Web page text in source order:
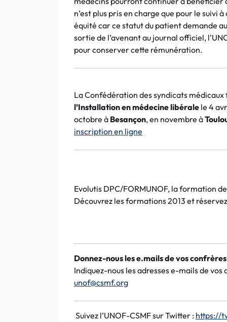
n’est plus pris en charge que pour le suivi
équité car ce statut du patient demande
sortie de l’avenant au journal officiel,
pour conserver cette rémunération.
La Confédération des syndicats médicaux
l’Installation en médecine libérale le 4
octobre à Besançon, en novembre à
inscription en ligne
Evolutis DPC/FORMUNOF, la formation de
Découvrez les formations 2013 et
Donnez-nous lese.mailsde vos confrères
Indiquez-nous les adressese-mailsde vos
unof@csmf.org
Suivez l’UNOF-CSMFsurTwitter : https://